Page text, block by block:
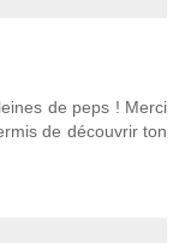
de peps ! Merci
de découvrir ton